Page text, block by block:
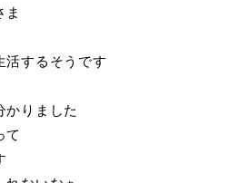
活するそうです
りました
て